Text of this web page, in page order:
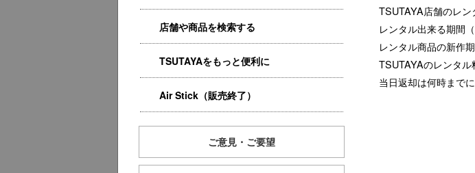
店舗や商品を検索する
TSUTAYAをもっと便利に
Air Stick（販売終了）
ご意見・ご要望
TSUTAYA店舗のレ
レンタル出来る期間
レンタル商品の新作
TSUTAYAのレンタ
当日返却は何時まで